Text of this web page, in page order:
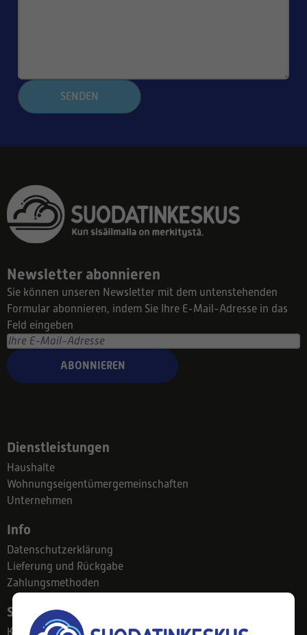
SENDEN
Newsletter abonnieren
Sie können unseren Newsletter mit dem untenstehenden
Formular abonnieren, indem Sie Ihre E-Mail-Adresse in das
Feld eingeben
ABONNIEREN
Dienstleistungen
Haushalte
Wohnungseigentümergemeinschaften
Unternehmen
Info
Datenschutzerklärung
Lieferung und Rückgabe
Zahlungsmethoden
Suodatinkeskus
Kontakt